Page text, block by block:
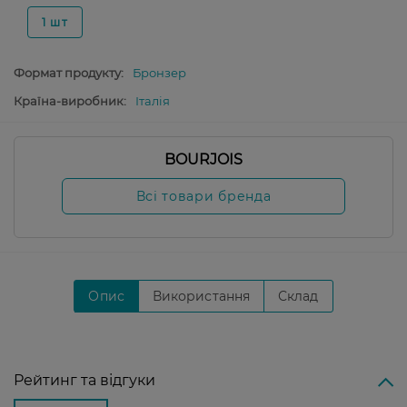
1 шт
Формат продукту:
Бронзер
Країна-виробник:
Італія
BOURJOIS
Всі товари бренда
Опис Використання Склад
Рейтинг та відгуки